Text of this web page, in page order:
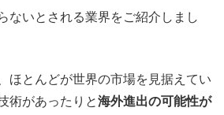
ないとされる業界をご紹介しまし
ほとんどが世界の市場を見据えてい
術があったりと海外進出の可能性が